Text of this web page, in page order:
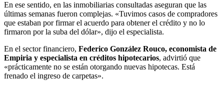
En ese sentido, en las inmobiliarias consultadas aseguran que las
últimas semanas fueron complejas. «Tuvimos casos de compradores
que estaban por firmar el acuerdo para obtener el crédito y no lo
firmaron por la suba del dólar», dijo el especialista.
En el sector financiero, Federico González Rouco, economista de
Empiria y especialista en créditos hipotecarios, advirtió que
«prácticamente no se están otorgando nuevas hipotecas. Está
frenado el ingreso de carpetas».